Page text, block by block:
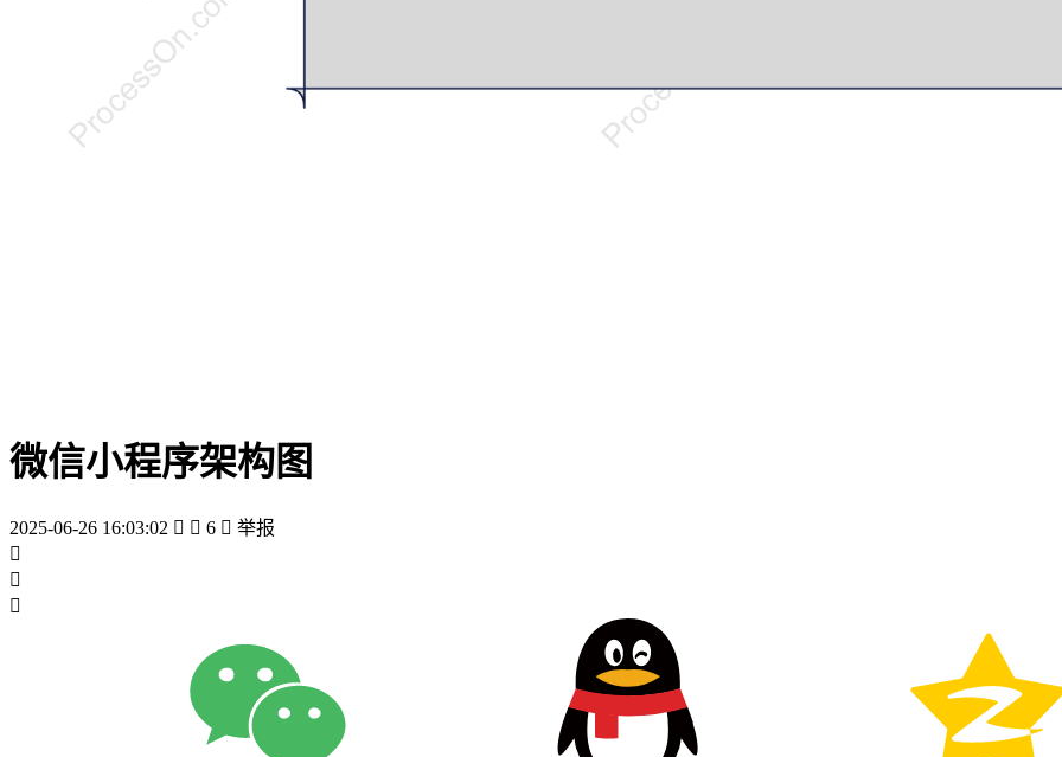
微信小程序架构图
2025-06-26 16:03:02   6  举报


